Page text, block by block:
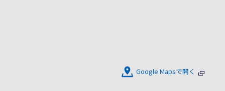
Google Mapsで開く